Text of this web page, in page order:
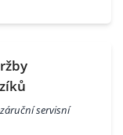
servisní